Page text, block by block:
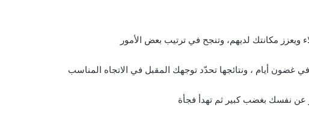
ويعزز مكانتك لديهم، وتنجح في ترتيب بعض الأمور
غضون أيام ، ونتائجها تحدّد توجهك المقبل في الاتجاه المناسب
عن نفسك بغضب كبير ثم تهدأ فجأة